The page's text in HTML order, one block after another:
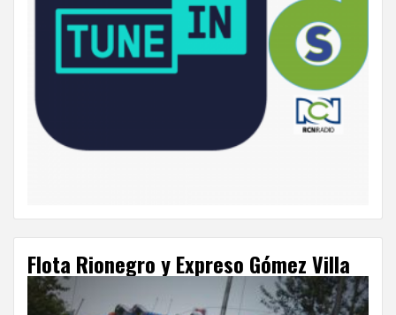
Flota Rionegro y Expreso Gómez Villa